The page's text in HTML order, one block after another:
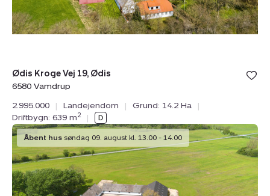
Vamdrup
Bolig er
under
Ødis Kroge Vej 19, Ødis
6580 Vamdrup
2.995.000
| Landejendom | Grund: 14.2 Ha
|
Driftbygn: 639 m2 |
Landejendom:
Møllevej
21,
Fovslet,
6580
Åbent hus søndag 09. august kl. 13.00 - 14.00